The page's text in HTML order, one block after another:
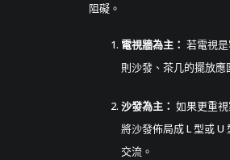
阻礙。
電視牆為主： 若電視
則沙發、茶几的擺放應
沙發為主： 如果更重
將沙發佈局成 L 型或
交流。